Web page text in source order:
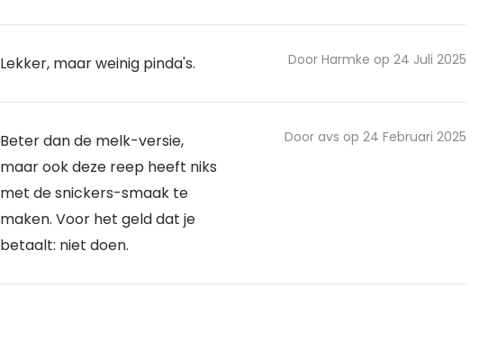
Lekker, maar weinig pinda's. Door Harmke op 24 Juli 2025
Beter dan de melk-versie,
maar ook deze reep heeft niks
met de snickers-smaak te
maken. Voor het geld dat je
betaalt: niet doen.
Door avs op 24 Februari 2025